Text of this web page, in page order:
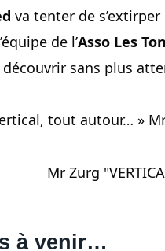
va tenter de
de l’Asso Les
découvrir sans plus
tout autour… »
Mr Zurg
à venir…